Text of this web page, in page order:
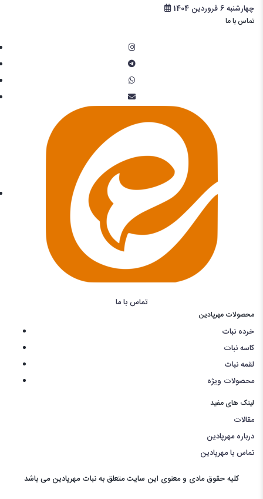
چهارشنبه 6 فروردین 1404
تماس با ما
تماس با ما
محصولات مهرپادین
خرده نبات
کاسه نبات
لقمه نبات
محصولات ویژه
لینک های مفید
مقالات
درباره مهرپادین
تماس با مهرپادین
کليه حقوق مادی و معنوی اين سايت متعلق به نبات مهرپادین می باشد